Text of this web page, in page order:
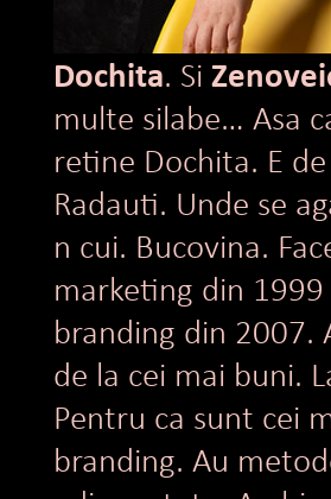
Dochita. Si
multe silabe… Asa
retine Dochita. E
Radauti. Unde se
n cui. Bucovina.
marketing din 1999
branding din 2007.
de la cei mai buni.
Pentru ca sunt cei
branding. Au